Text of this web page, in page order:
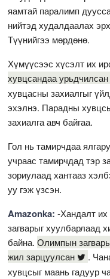
яамтай паралимп
нийтэд худалдаалах
Түүнийгээ мөрдөнө.
Хүмүүсээс хүсэлт их
хувцсандаа
хувцасны захиалгыг
эхэлнэ. Парадны
захиалга авч байгаа.
Гол нь тамирчдаа
учраас тамирчдад тэр
зориулаад хантааз
уу гэж үзсэн.
Amazonka: -Хандалт их
загварыг хуулбарлаад
байна.Олимпын
жил зарцуулсан
.
хувцсыг маань гадуур